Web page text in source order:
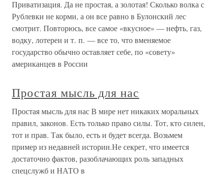
Приватизация. Да не простая, а золотая! Сколько волка с
Рублевки не корми, а он все равно в Булонский лес
смотрит. Повторюсь, все самое «вкусное» — нефть, газ,
водку, лотереи и т. п. — все то, что вменяемое
государство обычно оставляет себе, по «совету»
американцев в России
Простая мысль для нас
Простая мысль для нас В мире нет никаких моральных
правил, законов. Есть только право силы. Тот, кто силен,
тот и прав. Так было, есть и будет всегда. Возьмем
пример из недавней истории.Не секрет, что имеется
достаточно фактов, разоблачающих роль западных
спецслужб и НАТО в